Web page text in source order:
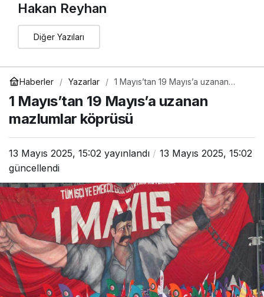
Hakan Reyhan
Diğer Yazıları
Haberler Yazarlar
1 Mayıs’tan 19 Mayıs’a uzanan
1 Mayıs’tan 19 Mayıs’a uzanan
mazlumlar köprüsü
13 Mayıs 2025, 15:02 yayınlandı
13 Mayıs 2025, 15:02
güncellendi